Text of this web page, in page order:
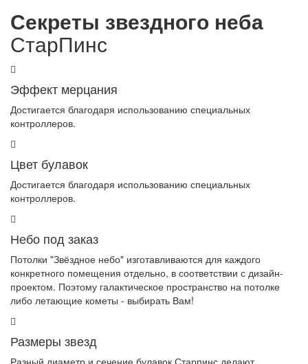
Секреты звездного неба
СтарПинс
Эффект мерцания
Достигается благодаря использованию специальных
контроллеров.
Цвет булавок
Достигается благодаря использованию специальных
контроллеров.
Небо под заказ
Потолки "Звёздное небо" изготавливаются для каждого
конкретного помещения отдельно, в соответствии с дизайн-
проектом. Поэтому галактическое пространство на потолке
либо летающие кометы - выбирать Вам!
Размеры звезд